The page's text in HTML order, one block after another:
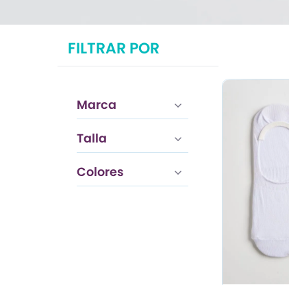
TRENDY PROMO
FILTRAR POR
Marca
Talla
Colores